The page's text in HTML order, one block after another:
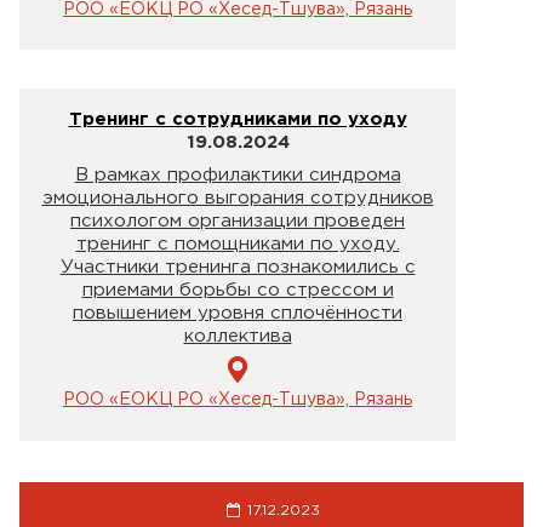
РОО «ЕОКЦ РО «Хесед-Тшува», Рязань
Тренинг с сотрудниками по уходу
19.08.2024
В рамках профилактики синдрома
эмоционального выгорания сотрудников
психологом организации проведен
тренинг с помощниками по уходу.
Участники тренинга познакомились с
приемами борьбы со стрессом и
повышением уровня сплочённости
коллектива
РОО «ЕОКЦ РО «Хесед-Тшува», Рязань
17.12.2023